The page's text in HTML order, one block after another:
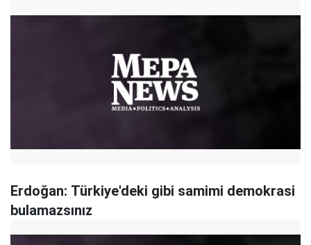
Erdoğan: Türkiye'deki gibi samimi demokrasi
bulamazsınız